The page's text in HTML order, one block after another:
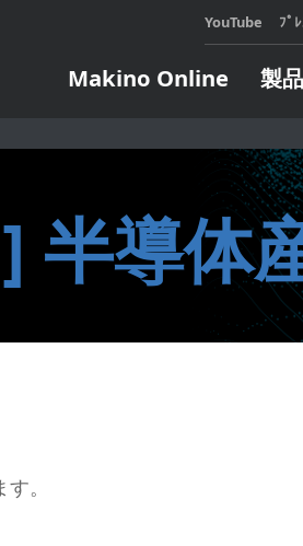
YouTube ﾌﾟ
Makino Online 製
デジタル
グソフトウェア
ンソフトウェア
オートメーショ
インサート自動
展示会・セミナ
過去の展示会・セミナレポート
テクニカルスク
お申し込み・日
定期開催コース
e Learning コー
企業向けコース
半導体
。